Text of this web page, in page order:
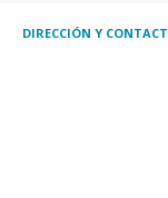
DIRECCIÓN Y